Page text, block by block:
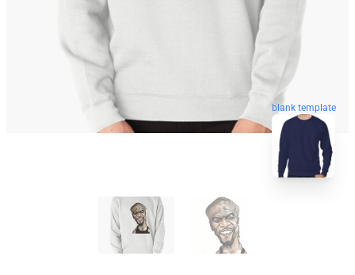
blank template